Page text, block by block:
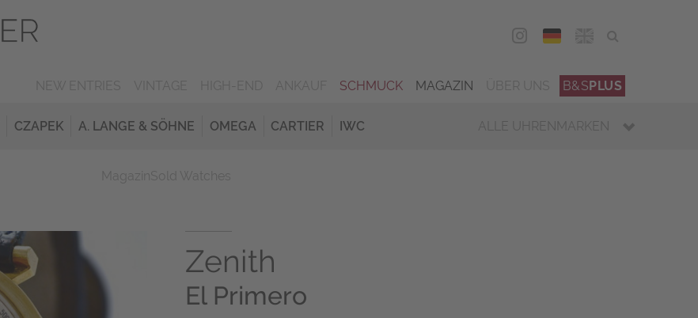
DEU
SCHMUCK MAGAZIN B&SPLUS
CZAPEK A. LANGE & SÖHNE OMEGA CARTIER IWC ALLE UHRENMARKEN
Zenith
El Primero